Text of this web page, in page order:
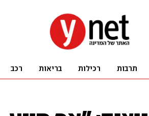
תרבות רכילות בריאות רכב